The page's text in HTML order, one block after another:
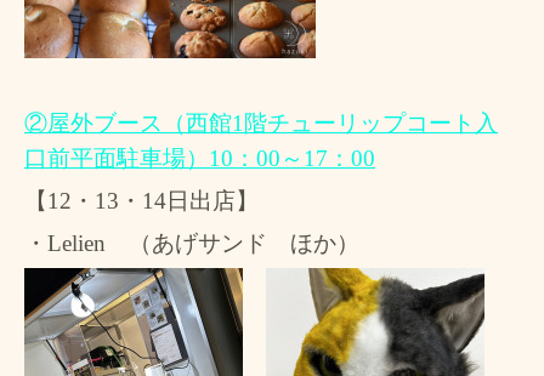
②屋外ブース（西館1 階チューリップコート入
口前平面駐車場） 10 ： 00 ～ 17 ： 00
【12 ・ 13 ・ 14日出店】
・ Lelien （あげサンド ほか）